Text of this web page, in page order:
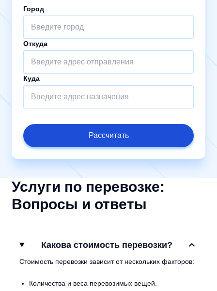
Город
Откуда
Куда
Рассчитать
Услуги по перевозке:
Вопросы и ответы
Какова стоимость перевозки?
Стоимость перевозки зависит от нескольких факторов:
Количества и веса перевозимых вещей.